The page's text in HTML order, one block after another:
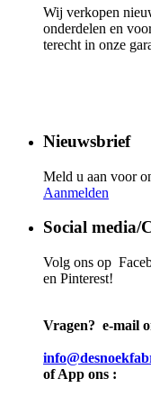
Wij verkopen
onderdelen en
terecht in onze
Nieuwsbrief
Meld u aan voor
Aanmelden
Social media/
Volg ons op
en Pinterest!
Vragen? e-mail
of App ons :